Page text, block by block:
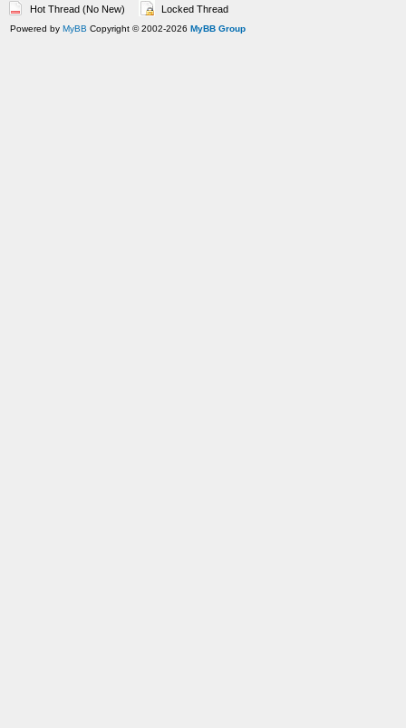
Hot Thread (No New)
Locked Thread
Powered by MyBB Copyright © 2002-2026 MyBB Group